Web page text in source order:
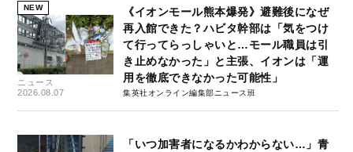
NEW
ニュース
2026.08.07
《イオンモール熊本爆発》避難後になぜ
再入館できた？ハビタ幹部は「気をつけ
て行ってらっしゃいと…モール職員は引
き止めなかった」と主張、イオンは「運
用を徹底できなかった可能性」
集英社オンライン編集部ニュース班
「いつ加害者になるかわからない…」青